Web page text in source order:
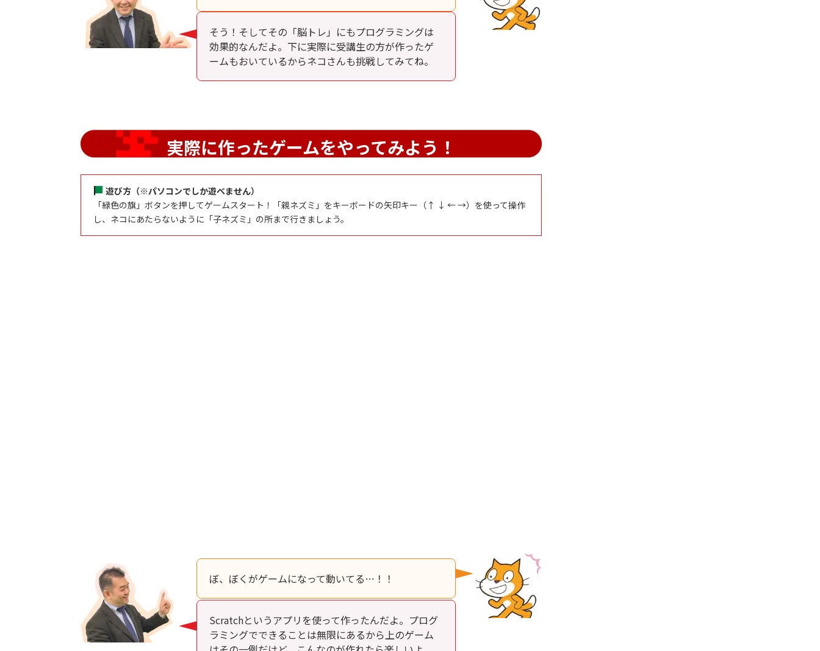
そう！そしてその「脳トレ」にもプログラミングは
効果的なんだよ。下に実際に受講生の方が作ったゲ
ームもおいているからネコさんも挑戦してみてね。
実際に作ったゲームをやってみよう！
遊び方（※パソコンでしか遊べません）
「緑色の旗」ボタンを押してゲームスタート！「親ネズミ」をキーボードの矢印キー（↑ ↓ ← →）を使って操作
し、ネコにあたらないように「子ネズミ」の所まで行きましょう。
ぼ、ぼくがゲームになって動いてる…！！
Scratchというアプリを使って作ったんだよ。プログ
ラミングでできることは無限にあるから上のゲーム